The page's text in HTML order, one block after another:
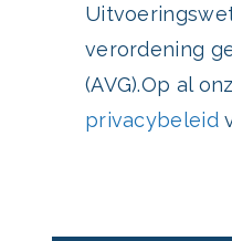
verordening
(AVG).Op al
privacybeleid